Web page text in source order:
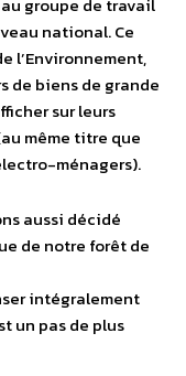
groupe de travail
national. Ce
l’Environnement,
de biens de grande
sur leurs
même titre que
ménagers).
aussi décidé
de notre forêt de
intégralement
un pas de plus